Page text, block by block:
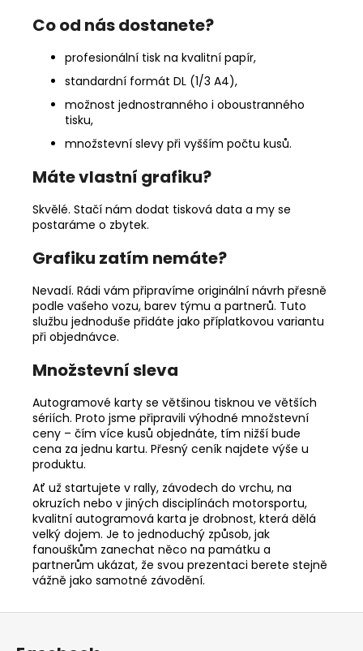
Co od nás dostanete?
profesionální tisk na kvalitní papír,
standardní formát DL (1/3 A4),
možnost jednostranného i oboustranného
tisku,
množstevní slevy při vyšším počtu kusů.
Máte vlastní grafiku?
Skvělé. Stačí nám dodat tisková data a my se
postaráme o zbytek.
Grafiku zatím nemáte?
Nevadí. Rádi vám připravíme originální návrh přesně
podle vašeho vozu, barev týmu a partnerů. Tuto
službu jednoduše přidáte jako příplatkovou variantu
při objednávce.
Množstevní sleva
Autogramové karty se většinou tisknou ve větších
sériích. Proto jsme připravili výhodné množstevní
ceny – čím více kusů objednáte, tím nižší bude
cena za jednu kartu. Přesný ceník najdete výše u
produktu.
Ať už startujete v rally, závodech do vrchu, na
okruzích nebo v jiných disciplínách motorsportu,
kvalitní autogramová karta je drobnost, která dělá
velký dojem. Je to jednoduchý způsob, jak
fanouškům zanechat něco na památku a
partnerům ukázat, že svou prezentaci berete stejně
vážně jako samotné závodění.
Z